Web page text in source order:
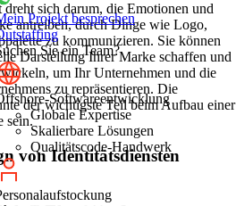
sich darum, die Emotionen und
antreiben, durch Dinge wie Logo,
zu kommunizieren. Sie können
Darstellung Ihrer Marke schaffen und
um Ihr Unternehmen und die
zu repräsentieren. Die
der wichtigste Teil beim Aufbau einer
sein.
von Identitätsdiensten
Projekt besprechen
Sie ein Team?
Softwareentwicklung
Globale Expertise
Skalierbare Lösungen
Qualitätscode-Handwerk